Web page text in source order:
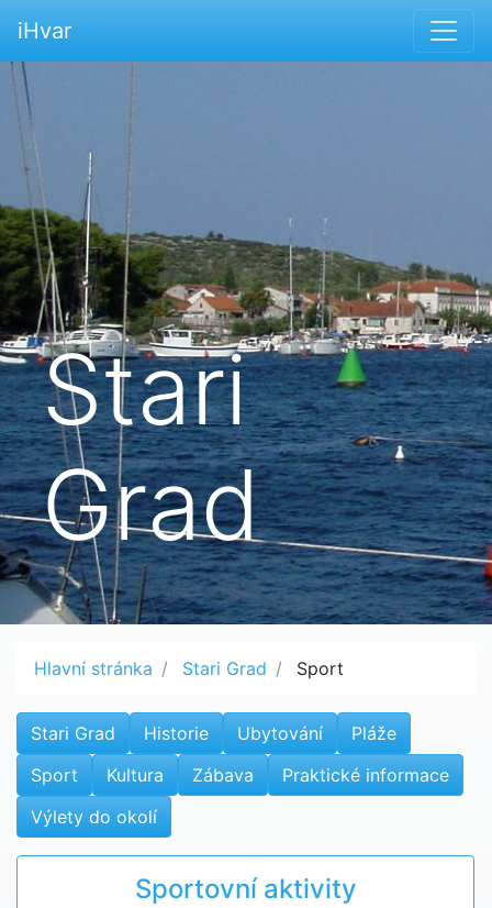
iHvar
Stari
Grad
Hlavní stránka Stari Grad Sport
Stari Grad Historie Ubytování
Pláže
Sport
Kultura Zábava
Praktické informace
Výlety do okolí
Sportovní aktivity